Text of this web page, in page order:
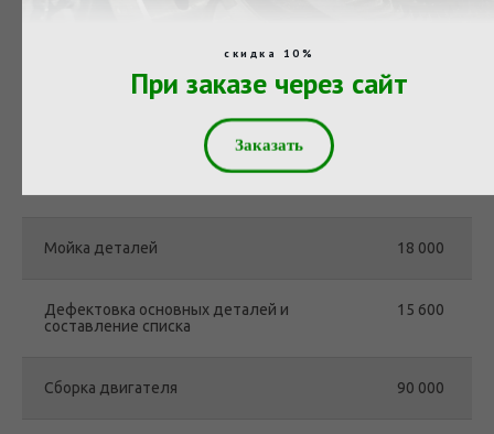
скидка 10%
При заказе через сайт
Заказать
Мойка двигателя поступившего в ремонт
Мойка деталей 18 000
Дефектовка основных деталей и
составление списка
15 600
Сборка двигателя 90 000